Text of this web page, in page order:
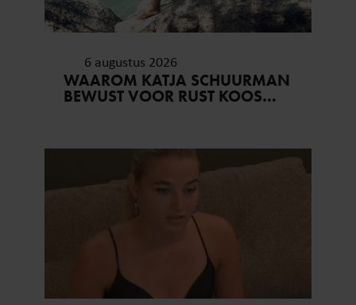
6 augustus 2026
WAAROM KATJA SCHUURMAN
BEWUST VOOR RUST KOOS…